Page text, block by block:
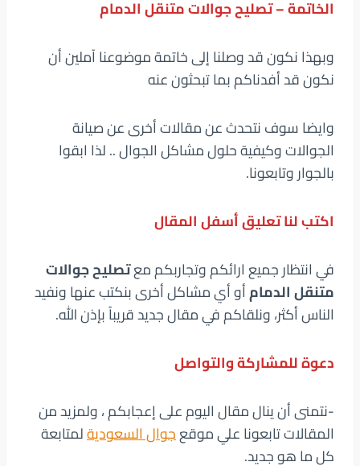
الخاتمة –تصليح جوالات متنقل الدمام
وبهذا نكون قد وصلنا إلى خاتمة موضوعنا آملين أن
نكون قد أفدناكم بما تبحثون عنه
وايضا سوف نتحدث عن مقالات أخرى عن صيانة
الجوالات وكيفية حلول مشاكل الجوال .. لذا ابقوا
بالجوار وتابعونا.
اكتب لنا تعليق أسفل المقال
في انتظار جميع ارائكم وتجاربكم معتصليح جوالات
متنقل الدمامأو أي مشاكل أخرى بنكتب عنها ونفيد
الناس أكثر، ونلقاكم في مقال جديد قريباً بإذن الله.
دعوة للمشاركة والتواصل
-نتمنى أن ينال مقال اليوم على إعجابكم ، ولمزيد من
المقالات تابعونا علي موقعجوال السعوديةلمتابعة
كل ما هو جديد.